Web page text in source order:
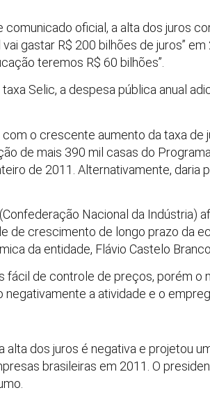
oficial, a alta dos juros
gastar R$ 200 bilhões de juros” em
teremos R$ 60 bilhões”.
Selic, a despesa pública anual
o crescente aumento da taxa de
de mais 390 mil casas do
de 2011. Alternativamente, daria
Nacional da Indústria)
de crescimento de longo prazo da
da entidade, Flávio Castelo Branco.
fácil de controle de preços, porém o
a atividade e o
alta dos juros é negativa e projetou
brasileiras em 2011. O